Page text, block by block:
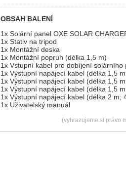
OBSAH BALENÍ
1x Solární panel OXE SOLAR
1x Stativ na tripod
1x Montážní deska
1x Montážní popruh (délka 1,5 m)
1x Vstupní kabel pro dobíjení
1x Výstupní napájecí kabel (délka 1,5
1x Výstupní napájecí kabel (délka 1,5
1x Výstupní napájecí kabel (délka 1,5
1x Výstupní napájecí kabel (délka 2 m;
1x Uživatelský manuál
(vyhrazujeme si právo